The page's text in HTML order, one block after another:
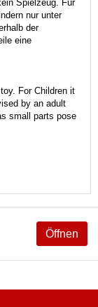
Spielzeug. Für
nur unter
der
eine
For Children it
by an adult
small parts pose
Öffnen